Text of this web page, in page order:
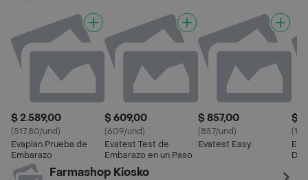
$ 2.589,00
(517.80/und)
Evaplan Prueba de
Embarazo
$ 609,00
(609/und)
Evatest Test de
Embarazo en un Paso
$ 857,00
(857/und)
Evatest Easy
$
Farmashop Kiosko